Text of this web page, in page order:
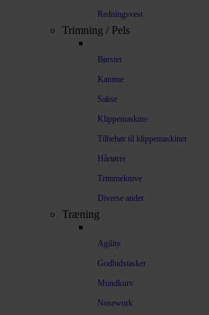
Redningsvest
Trimning / Pels
Børster
Kamme
Sakse
Klippemaskine
Tilbehør til klippemaskiner
Hårtørre
Trimmeknive
Diverse andet
Træning
Agility
Godbidstasker
Mundkurv
Nosework